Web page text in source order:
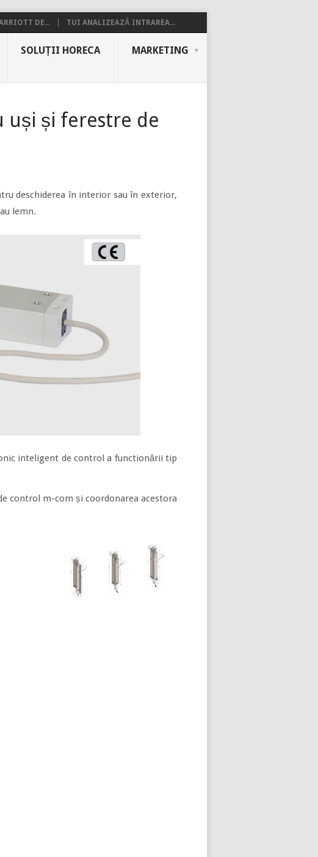
DE... TUI ANALIZEAZĂ INTRAREA...
SOLUȚII HORECA MARKETING
uși și ferestre de
de­schiderea în interior sau în exterior,
lemn.
inteligent de control a functionării tip
con­trol m-com și coordonarea acestora